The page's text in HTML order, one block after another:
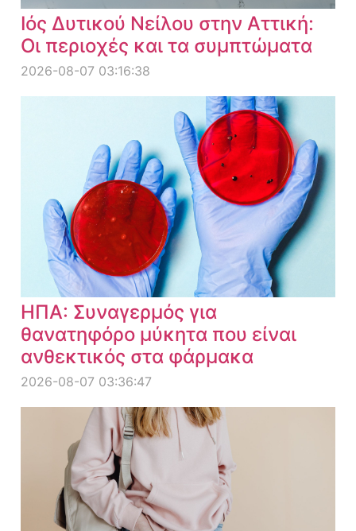
Ιός Δυτικού Νείλου στην Αττική:
Οι περιοχές και τα συμπτώματα
2026-08-07 03:16:38
ΗΠΑ: Συναγερμός για
θανατηφόρο μύκητα που είναι
ανθεκτικός στα φάρμακα
2026-08-07 03:36:47